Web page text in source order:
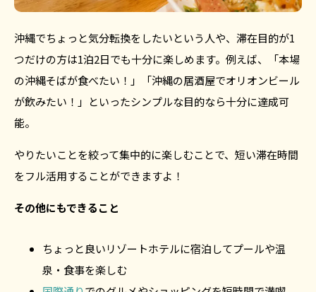
沖縄でちょっと気分転換をしたいという人や、滞在目的が1
つだけの方は1泊2日でも十分に楽しめます。例えば、「本場
の沖縄そばが食べたい！」「沖縄の居酒屋でオリオンビール
が飲みたい！」といったシンプルな目的なら十分に達成可
能。
やりたいことを絞って集中的に楽しむことで、短い滞在時間
をフル活用することができますよ！
その他にもできること
ちょっと良いリゾートホテルに宿泊してプールや温
泉・食事を楽しむ